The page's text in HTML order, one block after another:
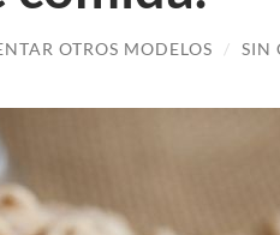
OTROS MODELOS / SIN